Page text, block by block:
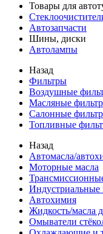
Товары для
Автозапчасти
Шины, диски
Автолампы
Назад
Фильтры
Воздушные
Масляные
Салонные
Топливные
Назад
Автомасла/
Моторные масла
Индустриальные
Автохимия
Жидкость/масла
Омыватели